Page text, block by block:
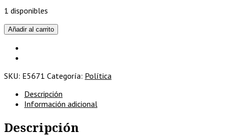
1 disponibles
Poder
y
debilidad.
Europa
Estados
orden
Añadir al carrito
SKU: E5671 Categoría: Política
Descripción
Información adicional
Descripción